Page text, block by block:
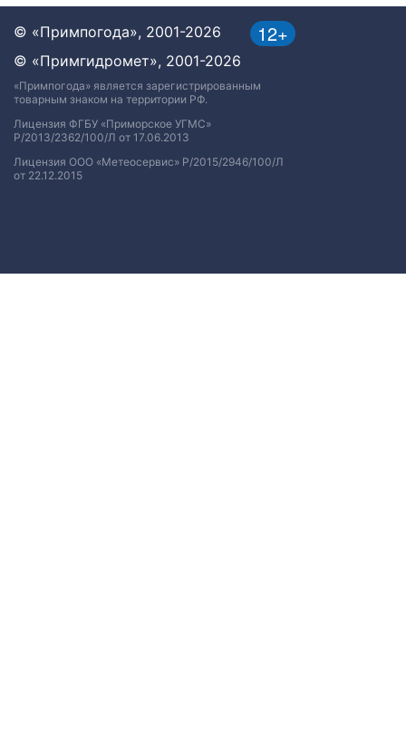
12+
© «Примпогода», 2001-2026
© «Примгидромет», 2001-2026
«Примпогода» является зарегистрированным
товарным знаком на территории РФ.
Лицензия ФГБУ «Приморское УГМС»
Р/2013/2362/100/Л от 17.06.2013
Лицензия ООО «Метеосервис» Р/2015/2946/100/Л
от 22.12.2015